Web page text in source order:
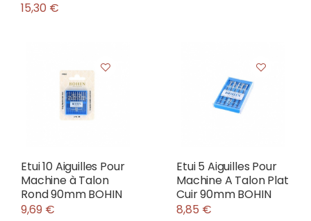
15,30 €
Etui 10 Aiguilles Pour
Machine à Talon
Rond 90mm BOHIN
9,69 €
Etui 5 Aiguilles Pour
Machine A Talon Plat
Cuir 90mm BOHIN
8,85 €